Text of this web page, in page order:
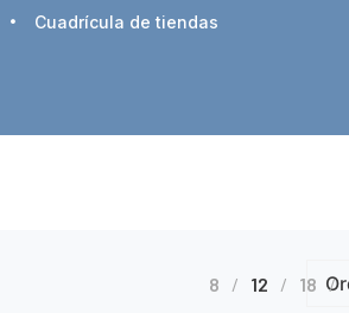
Cuadrícula de tiendas
8 12 18